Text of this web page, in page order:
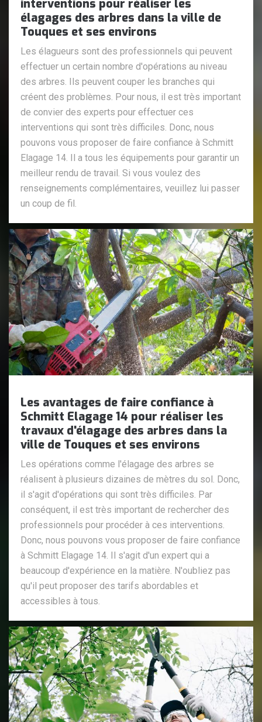
interventions pour réaliser les
élagages des arbres dans la ville de
Touques et ses environs
Les élagueurs sont des professionnels qui peuvent
effectuer un certain nombre d'opérations au niveau
des arbres. Ils peuvent couper les branches qui
créent des problèmes. Pour nous, il est très important
de convier des experts pour effectuer ces
interventions qui sont très difficiles. Donc, nous
pouvons vous proposer de faire confiance à Schmitt
Elagage 14. Il a tous les équipements pour garantir un
meilleur rendu de travail. Si vous voulez des
renseignements complémentaires, veuillez lui passer
un coup de fil.
Les avantages de faire confiance à
Schmitt Elagage 14 pour réaliser les
travaux d'élagage des arbres dans la
ville de Touques et ses environs
Les opérations comme l'élagage des arbres se
réalisent à plusieurs dizaines de mètres du sol. Donc,
il s'agit d'opérations qui sont très difficiles. Par
conséquent, il est très important de rechercher des
professionnels pour procéder à ces interventions.
Donc, nous pouvons vous proposer de faire confiance
à Schmitt Elagage 14. Il s'agit d'un expert qui a
beaucoup d'expérience en la matière. N'oubliez pas
qu'il peut proposer des tarifs abordables et
accessibles à tous.